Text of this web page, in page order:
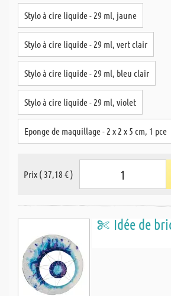
Stylo à cire liquide - 29 ml, jaune
Stylo à cire liquide - 29 ml, vert clair
Stylo à cire liquide - 29 ml, bleu clair
Stylo à cire liquide - 29 ml, violet
Eponge de maquillage - 2 x 2 x 5 cm, 1 pce
Prix ( 37,18 € )
Idée de